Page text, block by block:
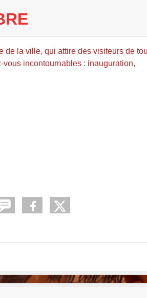
de la ville, qui attire des visiteurs de
incontournables : inauguration,